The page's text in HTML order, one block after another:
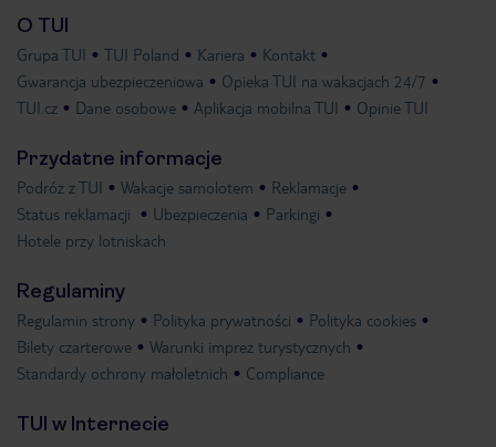
O TUI
Grupa TUI TUI Poland Kariera
Kontakt
Gwarancja ubezpieczeniowa
Opieka TUI na wakacjach 24/7
TUI.cz
Dane osobowe Aplikacja mobilna TUI Opinie TUI
Przydatne informacje
Podróż z TUI Wakacje samolotem
Reklamacje
Status reklamacji
Ubezpieczenia
Parkingi
Hotele przy lotniskach
Regulaminy
Regulamin strony Polityka prywatności
Polityka cookies
Bilety czarterowe
Warunki imprez turystycznych
Standardy ochrony małoletnich
Compliance
TUI w Internecie